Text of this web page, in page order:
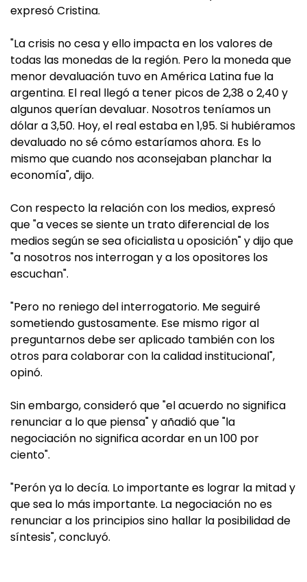
expresó Cristina.
"La crisis no cesa y ello impacta en los valores de
todas las monedas de la región. Pero la moneda que
menor devaluación tuvo en América Latina fue la
argentina. El real llegó a tener picos de 2,38 o 2,40 y
algunos querían devaluar. Nosotros teníamos un
dólar a 3,50. Hoy, el real estaba en 1,95. Si hubiéramos
devaluado no sé cómo estaríamos ahora. Es lo
mismo que cuando nos aconsejaban planchar la
economía", dijo.
Con respecto la relación con los medios, expresó
que "a veces se siente un trato diferencial de los
medios según se sea oficialista u oposición" y dijo que
"a nosotros nos interrogan y a los opositores los
escuchan".
"Pero no reniego del interrogatorio. Me seguiré
sometiendo gustosamente. Ese mismo rigor al
preguntarnos debe ser aplicado también con los
otros para colaborar con la calidad institucional",
opinó.
Sin embargo, consideró que "el acuerdo no significa
renunciar a lo que piensa" y añadió que "la
negociación no significa acordar en un 100 por
ciento".
"Perón ya lo decía. Lo importante es lograr la mitad y
que sea lo más importante. La negociación no es
renunciar a los principios sino hallar la posibilidad de
síntesis", concluyó.